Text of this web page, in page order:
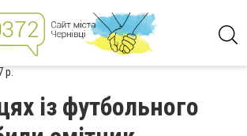
р.
із футбольного